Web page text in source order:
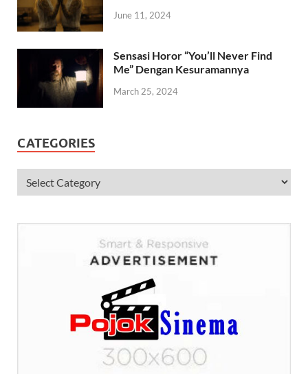
June 11, 2024
Sensasi Horor “You’ll Never Find
Me” Dengan Kesuramannya
March 25, 2024
CATEGORIES